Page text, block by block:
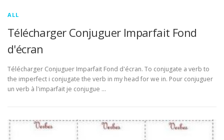
ALL
Télécharger Conjuguer Imparfait Fond
d'écran
Télécharger Conjuguer Imparfait Fond d'écran. To conjugate a verb to
the imperfect i conjugate the verb in my head for we in. Pour conjuguer
un verb à l'imparfait je conjugue …